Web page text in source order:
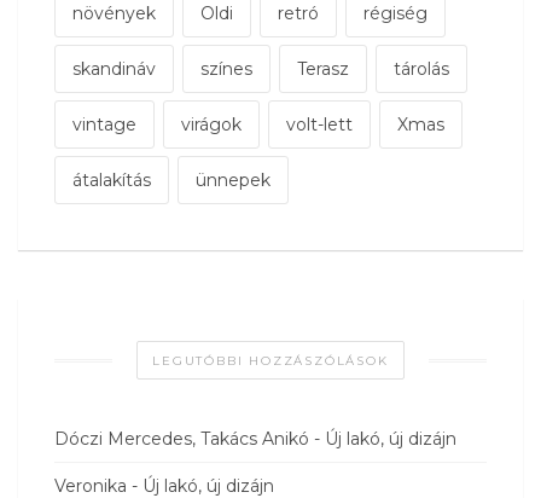
növények Oldi retró régiség
skandináv színes Terasz tárolás
vintage virágok volt-lett Xmas
átalakítás ünnepek
LEGUTÓBBI HOZZÁSZÓLÁSOK
Dóczi Mercedes, Takács Anikó - Új lakó, új dizájn
Veronika - Új lakó, új dizájn